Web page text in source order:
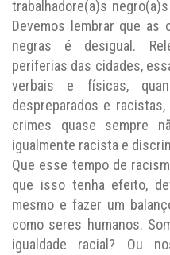
trabalhadore(a)s
Devemos lembrar que as
negras é desigual.
periferias das cidades,
verbais e físicas,
despreparados e
crimes quase sempre
igualmente racista e
Que esse tempo de
que isso tenha efeito,
mesmo e fazer um
como seres humanos.
igualdade racial? Ou